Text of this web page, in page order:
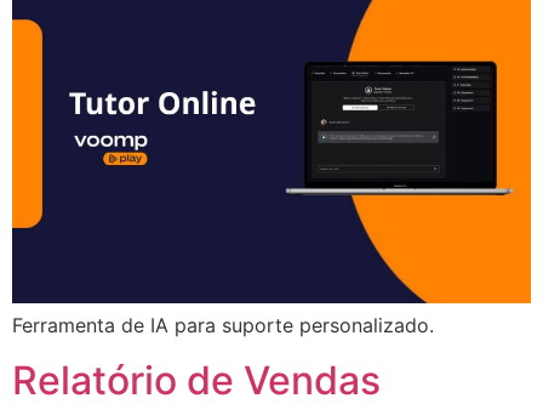
Ferramenta de IA para suporte personalizado.
Relatório de Vendas